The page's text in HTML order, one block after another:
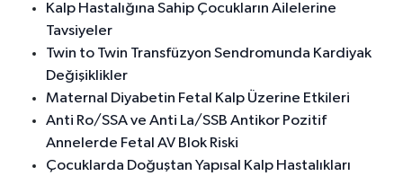
Kalp Hastalığına Sahip Çocukların Ailelerine
Tavsiyeler
Twin to Twin Transfüzyon Sendromunda Kardiyak
Değişiklikler
Maternal Diyabetin Fetal Kalp Üzerine Etkileri
Anti Ro/SSA ve Anti La/SSB Antikor Pozitif
Annelerde Fetal AV Blok Riski
Çocuklarda Doğuştan Yapısal Kalp Hastalıkları